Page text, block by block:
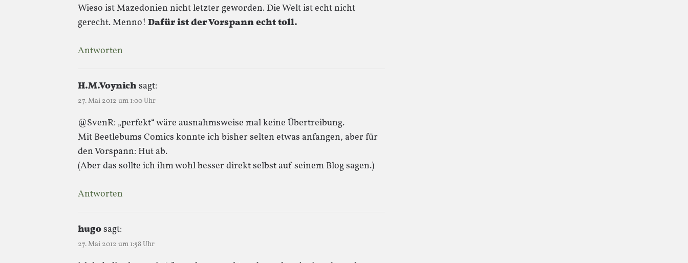
Wieso ist Mazedonien nicht letzter geworden. Die Welt ist echt nicht
gerecht. Menno! Dafür ist der Vorspann echt toll.
Antworten
H.M.Voynich sagt:
27. Mai 2012 um 1:00 Uhr
@SvenR: „perfekt“ wäre ausnahmsweise mal keine Übertreibung.
Mit Beetlebums Comics konnte ich bisher selten etwas anfangen, aber für
den Vorspann: Hut ab.
(Aber das sollte ich ihm wohl besser direkt selbst auf seinem Blog sagen.)
Antworten
hugosagt:
27. Mai 2012 um 1:58 Uhr